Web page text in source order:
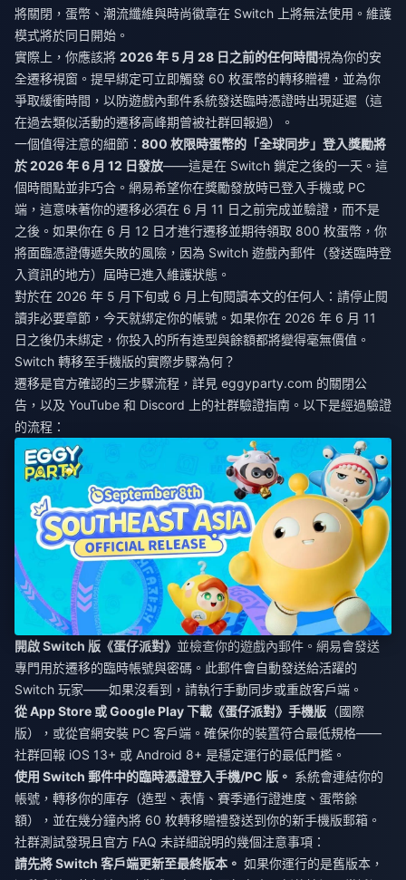
將關閉，蛋幣、潮流纖維與時尚徽章在 Switch 上將無法使用。維護
模式將於同日開始。
實際上，你應該將 2026 年 5 月 28 日之前的任何時間視為你的安
全遷移視窗。提早綁定可立即觸發 60 枚蛋幣的轉移贈禮，並為你
爭取緩衝時間，以防遊戲內郵件系統發送臨時憑證時出現延遲（這
在過去類似活動的遷移高峰期曾被社群回報過）。
一個值得注意的細節： 800 枚限時蛋幣的「全球同步」登入獎勵將
於 2026 年 6 月 12 日發放——這是在 Switch 鎖定之後的一天。這
個時間點並非巧合。網易希望你在獎勵發放時已登入手機或 PC
端，這意味著你的遷移必須在 6 月 11 日之前完成並驗證，而不是
之後。如果你在 6 月 12 日才進行遷移並期待領取 800 枚蛋幣，你
將面臨憑證傳遞失敗的風險，因為 Switch 遊戲內郵件（發送臨時登
入資訊的地方）屆時已進入維護狀態。
對於在 2026 年 5 月下旬或 6 月上旬閱讀本文的任何人：請停止閱
讀非必要章節，今天就綁定你的帳號。如果你在 2026 年 6 月 11
日之後仍未綁定，你投入的所有造型與餘額都將變得毫無價值。
Switch 轉移至手機版的實際步驟為何？
遷移是官方確認的三步驟流程，詳見 eggyparty.com 的關閉公
告，以及 YouTube 和 Discord 上的社群驗證指南。以下是經過驗證
的流程：
開啟 Switch 版《蛋仔派對》 並檢查你的遊戲內郵件。網易會發送
專門用於遷移的臨時帳號與密碼。此郵件會自動發送給活躍的
Switch 玩家——如果沒看到，請執行手動同步或重啟客戶端。
從 App Store 或 Google Play 下載《蛋仔派對》手機版 （國際
版），或從官網安裝 PC 客戶端。確保你的裝置符合最低規格——
社群回報 iOS 13+ 或 Android 8+ 是穩定運行的最低門檻。
使用 Switch 郵件中的臨時憑證登入手機/PC 版。 系統會連結你的
帳號，轉移你的庫存（造型、表情、賽季通行證進度、蛋幣餘
額），並在幾分鐘內將 60 枚轉移贈禮發送到你的新手機版郵箱。
社群測試發現且官方 FAQ 未詳細說明的幾個注意事項：
請先將 Switch 客戶端更新至最終版本。 如果你運行的是舊版本，